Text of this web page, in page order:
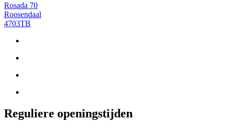
Rosada 70
Roosendaal
4703TB
Reguliere openingstijden